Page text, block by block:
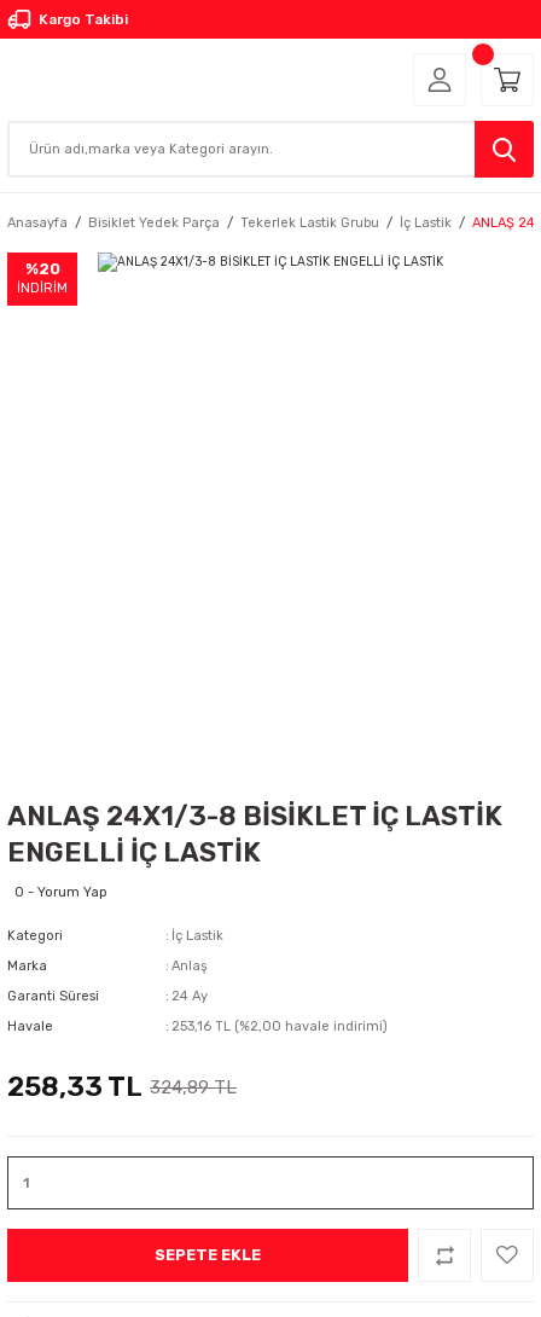
Kargo Takibi
Anasayfa Bisiklet Yedek Parça Tekerlek Lastik Grubu İç Lastik ANLAŞ
%20
İNDİRİM
ANLAŞ 24X1/3-8 BİSİKLET İÇ LASTİK
ENGELLİ İÇ LASTİK
0 - Yorum Yap
Kategori
İç Lastik
Marka
Anlaş
Garanti Süresi
24 Ay
Havale
253,16 TL (%2,00 havale indirimi)
258,33 TL 324,89 TL
SEPETE EKLE